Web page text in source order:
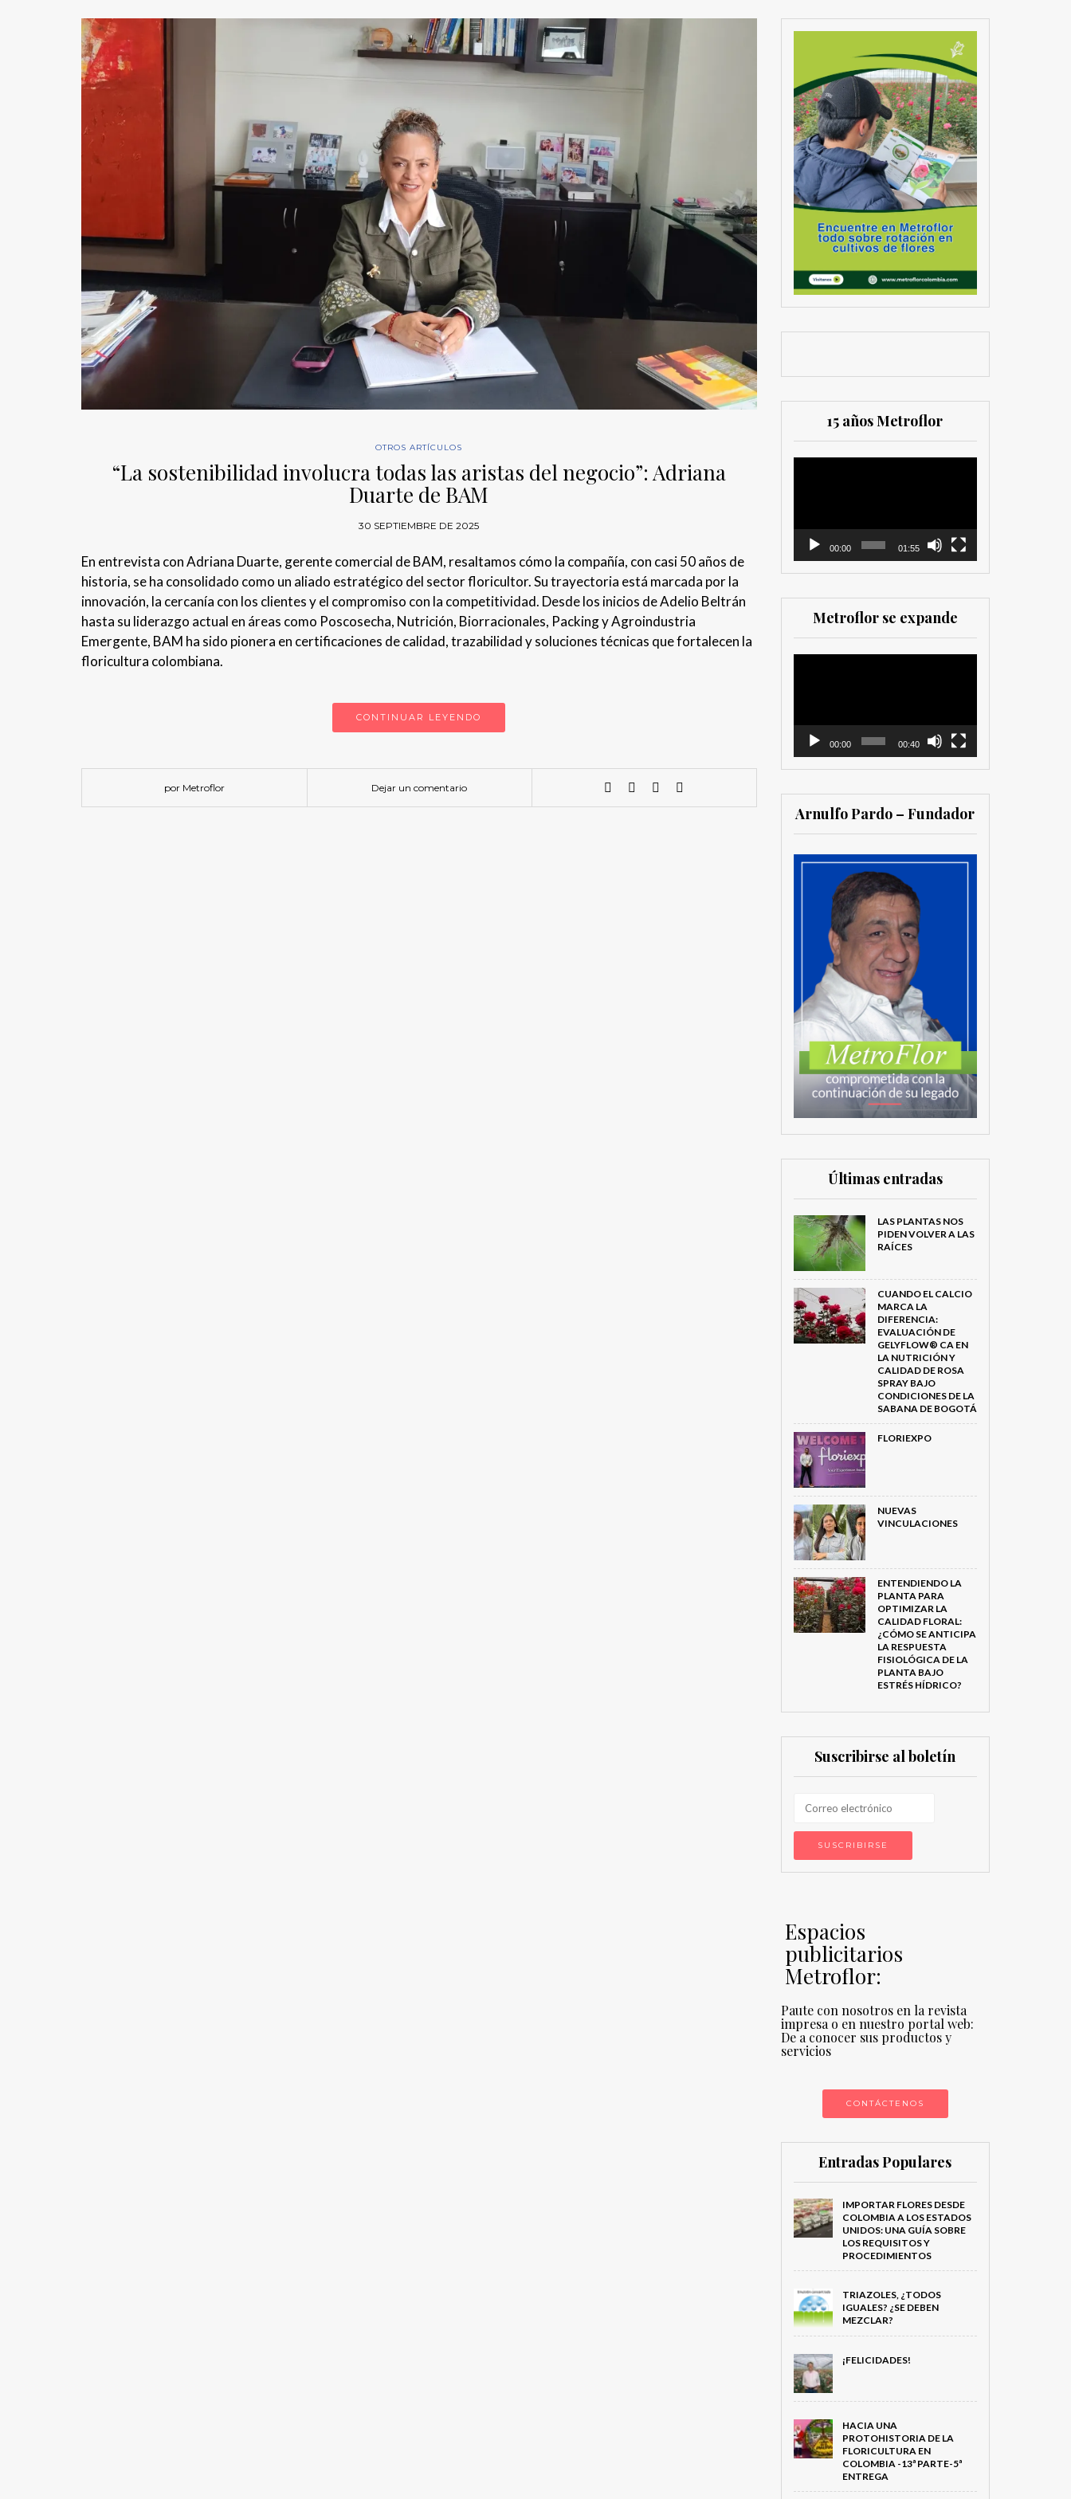
OTROS ARTÍCULOS
“La sostenibilidad involucra todas las aristas del negocio”: Adriana
Duarte de BAM
30 SEPTIEMBRE DE 2025
En entrevista con Adriana Duarte, gerente comercial de BAM, resaltamos cómo la compañía, con casi 50 años de
historia, se ha consolidado como un aliado estratégico del sector floricultor. Su trayectoria está marcada por la
innovación, la cercanía con los clientes y el compromiso con la competitividad. Desde los inicios de Adelio Beltrán
hasta su liderazgo actual en áreas como Poscosecha, Nutrición, Biorracionales, Packing y Agroindustria
Emergente, BAM ha sido pionera en certificaciones de calidad, trazabilidad y soluciones técnicas que fortalecen la
floricultura colombiana.
CONTINUAR LEYENDO
por Metroflor Dejar un comentario
15 años Metroflor
00:00 01:55
Metroflor se expande
00:00 00:40
Arnulfo Pardo – Fundador
Últimas entradas
LAS PLANTAS NOS
PIDEN VOLVER A LAS
RAÍCES
CUANDO EL CALCIO
MARCA LA
DIFERENCIA:
EVALUACIÓN DE
GELYFLOW® CA EN
LA NUTRICIÓN Y
CALIDAD DE ROSA
SPRAY BAJO
CONDICIONES DE LA
SABANA DE BOGOTÁ
FLORIEXPO
NUEVAS
VINCULACIONES
ENTENDIENDO LA
PLANTA PARA
OPTIMIZAR LA
CALIDAD FLORAL:
¿CÓMO SE ANTICIPA
LA RESPUESTA
FISIOLÓGICA DE LA
PLANTA BAJO
ESTRÉS HÍDRICO?
Suscribirse al boletín
Espacios
publicitarios
Metroflor:
Paute con nosotros en la revista
impresa o en nuestro portal web:
De a conocer sus productos y
servicios
CONTÁCTENOS
Entradas Populares
IMPORTAR FLORES DESDE
COLOMBIA A LOS ESTADOS
UNIDOS: UNA GUÍA SOBRE
LOS REQUISITOS Y
PROCEDIMIENTOS
TRIAZOLES, ¿TODOS
IGUALES? ¿SE DEBEN
MEZCLAR?
¡FELICIDADES!
HACIA UNA
PROTOHISTORIA DE LA
FLORICULTURA EN
COLOMBIA -13ª PARTE-5ª
ENTREGA